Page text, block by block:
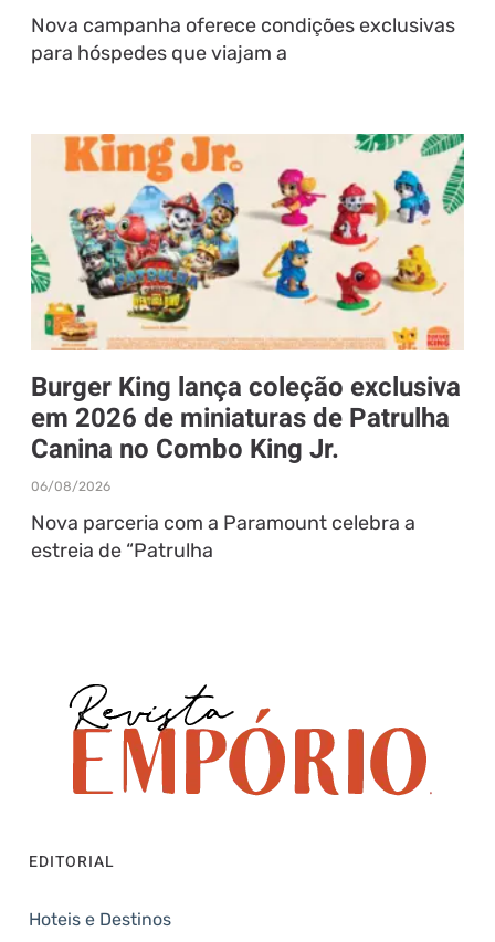
Nova campanha oferece condições exclusivas
para hóspedes que viajam a
Burger King lança coleção exclusiva
em 2026 de miniaturas de Patrulha
Canina no Combo King Jr.
06/08/2026
Nova parceria com a Paramount celebra a
estreia de “Patrulha
EDITORIAL
Hoteis e Destinos